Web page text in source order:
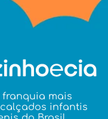
mais
infantis